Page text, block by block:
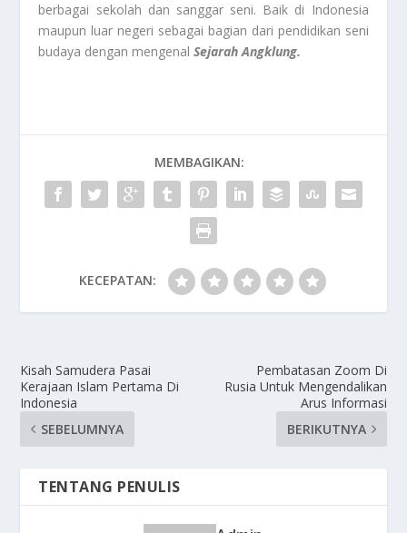
berbagai sekolah dan sanggar seni. Baik di Indonesia
maupun luar negeri sebagai bagian dari pendidikan seni
budaya dengan mengenalSejarah Angklung.
MEMBAGIKAN:
KECEPATAN:
Kisah Samudera Pasai
Kerajaan Islam Pertama Di
Indonesia
SEBELUMNYA
Pembatasan Zoom Di
Rusia Untuk Mengendalikan
Arus Informasi
BERIKUTNYA
TENTANG PENULIS